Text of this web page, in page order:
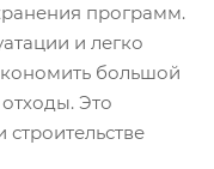
программ.
и легко
большой
Это